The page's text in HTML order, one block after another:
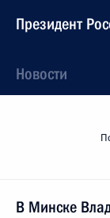
Президент
Новости
В Минске